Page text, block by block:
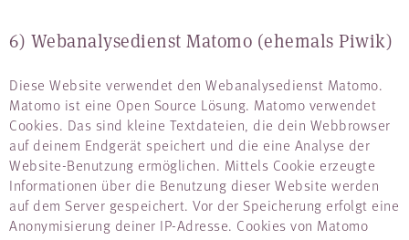
6) Webanalysedienst Matomo (ehemals Piwik)
Diese Website verwendet den Webanalysedienst Matomo.
Matomo ist eine Open Source Lösung. Matomo verwendet
Cookies. Das sind kleine Textdateien, die dein Webbrowser
auf deinem Endgerät speichert und die eine Analyse der
Website-Benutzung ermöglichen. Mittels Cookie erzeugte
Informationen über die Benutzung dieser Website werden
auf dem Server gespeichert. Vor der Speicherung erfolgt eine
Anonymisierung deiner IP-Adresse. Cookies von Matomo